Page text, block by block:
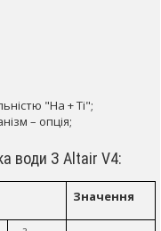
"Ha + Ti";
– опція;
води З Altair V4:
Значення